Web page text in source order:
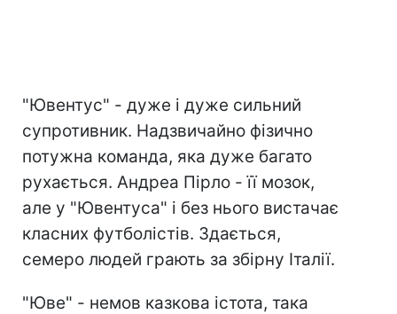
"Ювентус" - дуже і дуже сильний
супротивник. Надзвичайно фізично
потужна команда, яка дуже багато
рухається. Андреа Пірло - її мозок,
але у "Ювентуса" і без нього вистачає
класних футболістів. Здається,
семеро людей грають за збірну Італії.
"Юве" - немов казкова істота, така